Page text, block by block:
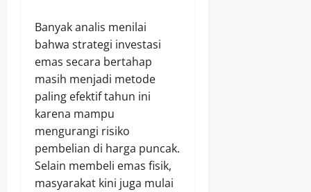
Banyak analis menilai
bahwa strategi investasi
emas secara bertahap
masih menjadi metode
paling efektif tahun ini
karena mampu
mengurangi risiko
pembelian di harga puncak.
Selain membeli emas fisik,
masyarakat kini juga mulai